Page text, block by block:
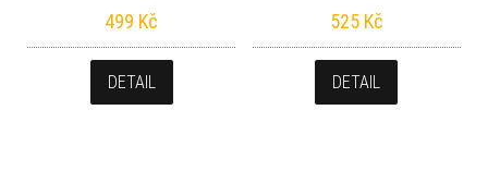
499 Kč
DETAIL
525 Kč
DETAIL